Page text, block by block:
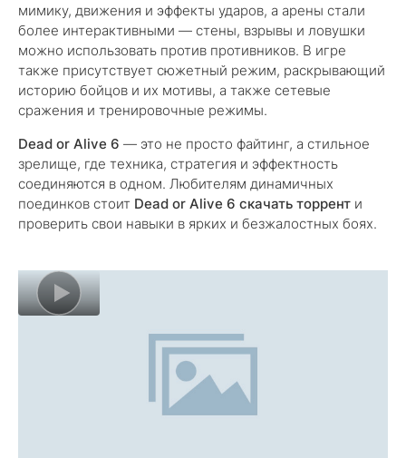
мимику, движения и эффекты ударов, а арены стали
более интерактивными — стены, взрывы и ловушки
можно использовать против противников. В игре
также присутствует сюжетный режим, раскрывающий
историю бойцов и их мотивы, а также сетевые
сражения и тренировочные режимы.
Dead or Alive 6 — это не просто файтинг, а стильное
зрелище, где техника, стратегия и эффектность
соединяются в одном. Любителям динамичных
поединков стоит Dead or Alive 6 скачать торрент и
проверить свои навыки в ярких и безжалостных боях.